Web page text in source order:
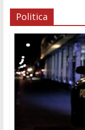
Politica